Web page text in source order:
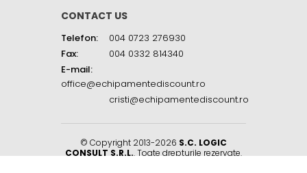
CONTACT US
Telefon:
004 0723 276930
Fax:
004 0332 814340
E-mail:
office@echipamentediscount.ro
cristi@echipamentediscount.ro
© Copyright 2013-2026 S.C. LOGIC
CONSULT S.R.L.. Toate drepturile rezervate.